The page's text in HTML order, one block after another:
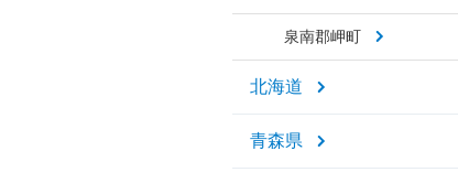
泉南郡岬町
北海道
青森県